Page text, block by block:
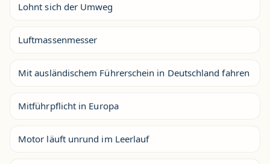
Lohnt sich der Umweg
Luftmassenmesser
Mit ausländischem Führerschein in Deutschland fahren
Mitführpflicht in Europa
Motor läuft unrund im Leerlauf